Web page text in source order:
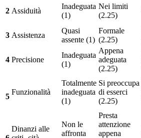
2 Assiduità
Inadeguata
(1)
Nei limiti
(2.25)
3 Assistenza
Quasi
assente (1)
Formale
(2.25)
4 Precisione
Inadeguata
(1)
Appena
adeguata
(2.25)
5
Funzionalità
Totalmente
inadeguata
(1)
Si preoccupa
di esserci
(2.25)
Dinanzi alle
Non le
affronta
Presta
attenzione
appena